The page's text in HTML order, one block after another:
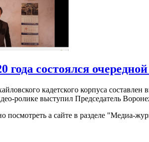
года состоялся
кадетского корпуса
ролике выступил Председатель
посмотреть а сайте в разделе "Медиа-